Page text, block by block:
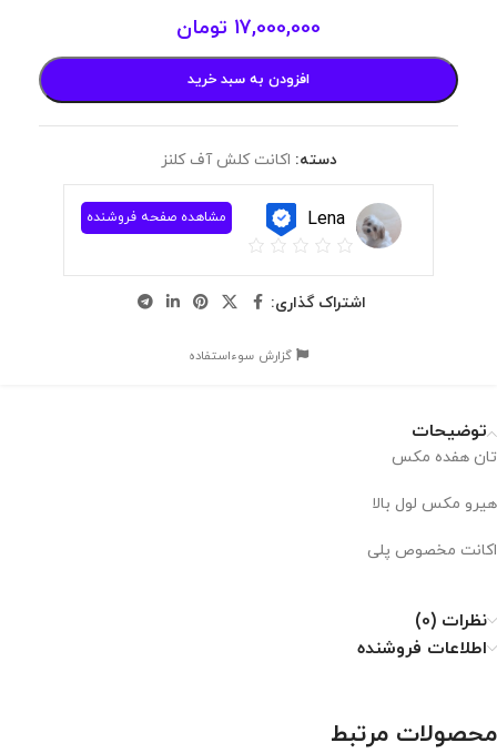
17,000,000 تومان
افزودن به سبد خرید
دسته: اکانت کلش آف کلنز
Lena مشاهده صفحه فروشنده
اشتراک گذاری:
گزارش سوءاستفاده
توضیحات
تان هفده مکس
هیرو مکس لول بالا
اکانت مخصوص پلی
نظرات (0)
اطلاعات فروشنده
محصولات مرتبط